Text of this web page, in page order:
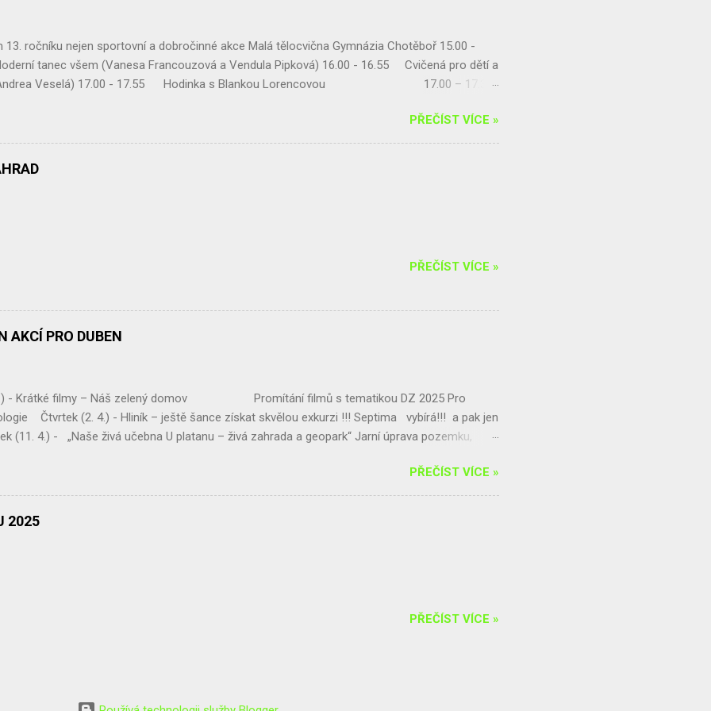
13. ročníku nejen sportovní a dobročinné akce Malá tělocvična Gymnázia Chotěboř 15.00 -
tanec všem (Vanesa Francouzová a Vendula Pipková) 16.00 - 16.55 Cvičená pro dětí a
Veselá) 17.00 - 17.55 Hodinka s Blankou Lorencovou 17.00 – 17.30
19.00 – 19.55 Zatancuj si s TJ Alexis (Vanesa Dibelková, Kristýna Kohoutová) 20.00 –
casino ( Víťa Kučera ) V době od 14.30 hodin Vám bude k dispozici horolezec...
PŘEČÍST VÍCE »
PŘEČÍST VÍCE »
AKCÍ PRO DUBEN
4.) - Krátké filmy – Náš zelený domov Promítání filmů s tematikou DZ 2025 Pro
Čtvrtek (2. 4.) - Hliník – ještě šance získat skvělou exkurzi !!! Septima vybírá!!! a pak jen
4.) - „Naše živá učebna U platanu – živá zahrada a geopark“ Jarní úprava pozemku,
Úklid podél komunikace Chotěboř – Bílek, Tůně u Chotěboře a okolí p. dohled: Mgr.
Pro třídu – Kvarta ...
PŘEČÍST VÍCE »
2025
PŘEČÍST VÍCE »